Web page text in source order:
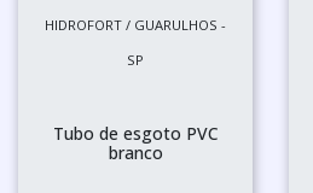
HIDROFORT / GUARULHOS -
SP
Tubo de esgoto PVC
branco